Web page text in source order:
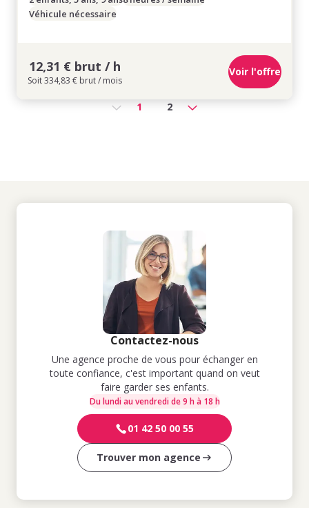
Véhicule nécessaire
12,31 € brut / h
Soit 334,83 € brut / mois
Voir l'offre
1 2
Contactez-nous
Une agence proche de vous pour échanger en
toute confiance, c'est important quand on veut
faire garder ses enfants.
Du lundi au vendredi de 9 h à 18 h
01 42 50 00 55
Trouver mon agence